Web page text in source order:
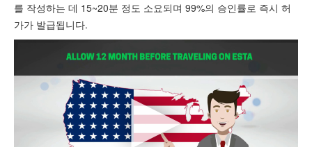
ESTA자료
문의하기
를 작성하는 데 15~20분 정도 소요되며 99%의 승인률로 즉시 허
가가 발급됩니다.